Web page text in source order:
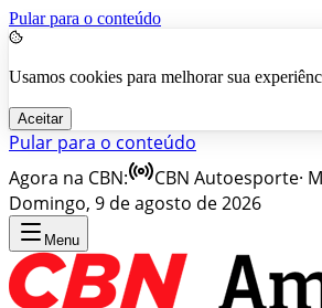
Pular para o conteúdo
Usamos cookies para melhorar sua
Aceitar
Pular para o conteúdo
Agora na CBN:
CBN Autoesporte·
Domingo, 9 de agosto de 2026
Menu